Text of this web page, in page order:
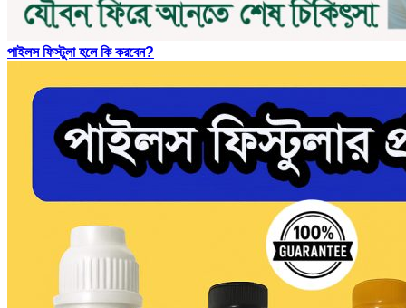
পাইলস ফিস্টুলা হলে কি করবেন?